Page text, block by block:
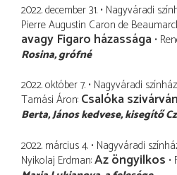
2022. december 31. Nagyváradi
Pierre Augustin Caron de
avagy Figaro házassága
Rosina grófné
2022. október 7. Nagyváradi színház
Tamási Áron Csalóka
Berta János kedvese, kisegítő
2022. március 4. Nagyváradi
Nyikolaj Erdman Az öngyilkos